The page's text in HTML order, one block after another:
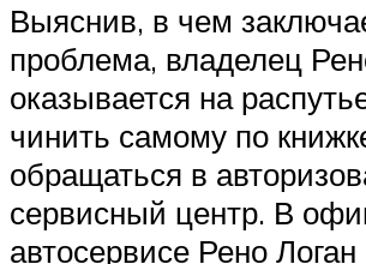
Выяснив, в чем
проблема, владелец
оказывается на
чинить самому по
обращаться в
сервисный центр. В
автосервисе Рено Логан